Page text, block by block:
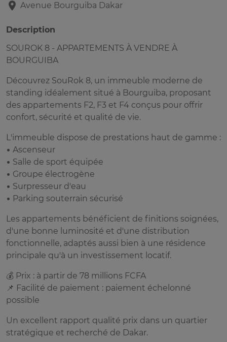
Avenue Bourguiba Dakar
Description
SOUROK 8 - APPARTEMENTS À VENDRE À
BOURGUIBA
Découvrez SouRok 8, un immeuble moderne de
standing idéalement situé à Bourguiba, proposant
des appartements F2, F3 et F4 conçus pour offrir
confort, sécurité et qualité de vie.
L'immeuble dispose de prestations haut de gamme :
• Ascenseur
• Salle de sport équipée
• Groupe électrogène
• Surpresseur d'eau
• Parking souterrain sécurisé
Les appartements bénéficient de finitions soignées,
d'une bonne luminosité et d'une distribution
fonctionnelle, adaptés aussi bien à une résidence
principale qu'à un investissement locatif.
💰 Prix : à partir de 78 millions FCFA
📌 Facilité de paiement : paiement échelonné
possible
Un excellent rapport qualité prix dans un quartier
stratégique et recherché de Dakar.